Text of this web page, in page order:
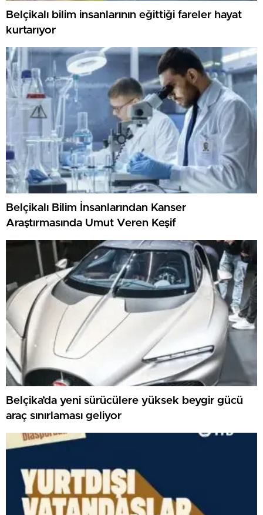
Belçikalı bilim insanlarının eğittiği fareler hayat
kurtarıyor
Belçikalı Bilim İnsanlarından Kanser
Araştırmasında Umut Veren Keşif
Belçika’da yeni sürücülere yüksek beygir gücü
araç sınırlaması geliyor